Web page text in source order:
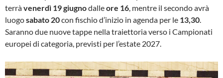
terràvenerdì 19 giugnodalleore 16, mentre il secondo avrà
luogosabato 20con fischio d’inizio in agenda per le 13,30.
Saranno due nuove tappe nella traiettoria verso i Campionati
europei di categoria, previsti per l’estate 2027.